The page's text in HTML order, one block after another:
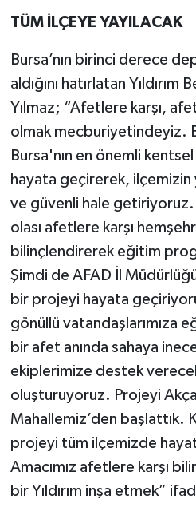
TÜM İLÇEYE YAYILACAK
Bursa’nın birinci derece
aldığını hatırlatan
Yılmaz; “Afetlere karşı,
olmak mecburiyetindeyiz.
Bursa'nın en önemli
hayata geçirerek, ilçemizin
ve güvenli hale
olası afetlere karşı
bilinçlendirerek eğitim
Şimdi de AFAD İl
bir projeyi hayata
gönüllü vatandaşlarımıza
bir afet anında sahaya
ekiplerimize destek
oluşturuyoruz. Projeyi
Mahallemiz’den başlattık.
projeyi tüm ilçemizde
Amacımız afetlere karşı
bir Yıldırım inşa etmek”